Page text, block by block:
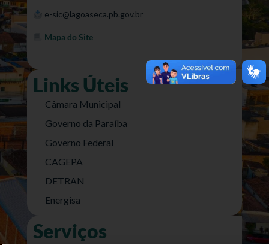
e-sic@lagoaseca.pb.gov.br
Mapa do Site
Links Úteis
Câmara Municipal
Governo da Paraíba
Governo Federal
CAGEPA
DETRAN
Energisa
Serviços